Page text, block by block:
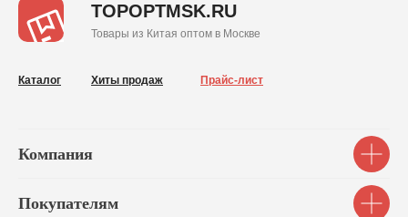
Каталог Хиты продаж Прайс-лист
TOPOPTMSK.RU
Товары из Китая оптом в Москве
Компания
Покупателям